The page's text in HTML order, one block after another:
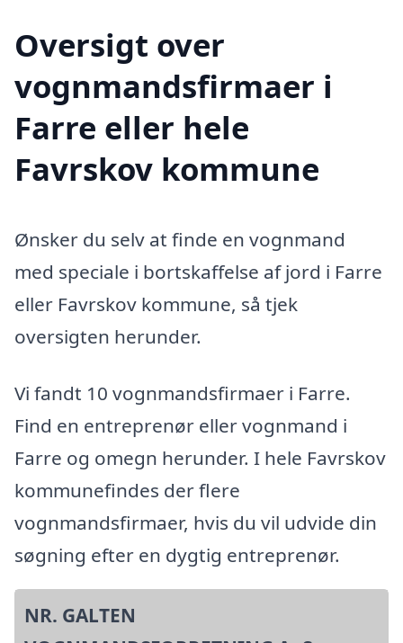
Oversigt over
vognmandsfirmaer i
Farre eller hele
Favrskov kommune
Ønsker du selv at finde en vognmand
med speciale i bortskaffelse af jord i Farre
eller Favrskov kommune, så tjek
oversigten herunder.
Vi fandt 10 vognmandsfirmaer i Farre.
Find en entreprenør eller vognmand i
Farre og omegn herunder. I hele Favrskov
kommunefindes der flere
vognmandsfirmaer, hvis du vil udvide din
søgning efter en dygtig entreprenør.
NR. GALTEN